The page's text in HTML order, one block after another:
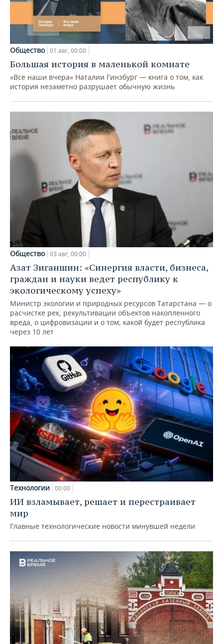
Общество 01 авг, 00:00
Большая история в маленькой комнате
«Все наши вчера» Наталии Гинзбург — книга о том, как
история незаметно разрушает обычную жизнь
Общество 03 авг, 00:00
Азат Зиганшин: «Синергия власти, бизнеса,
граждан и науки ведет республику к
экологическому успеху»
Министр экологии и природных ресурсов Татарстана — о
расчистке рек, рекультивации объектов накопленного
вреда, о цифровизации и о том, какой будет республика
через 10 лет
Технологии 00:00
ИИ взламывает, решает и перестраивает
мир
Главные технологические новости минувшей недели